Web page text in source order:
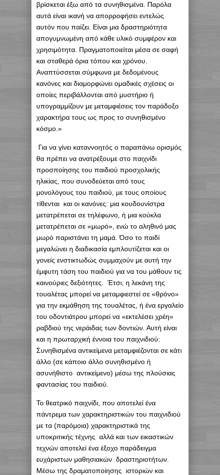
βρίσκεται έξω από τα συνηθισμένα. Παρόλα
αυτά είναι ικανή να απορροφήσει εντελώς
αυτόν που παίζει. Είναι μια δραστηριότητα
απογυμνωμένη από κάθε υλικό συμφέρον και
χρησιμότητα. Πραγματοποιείται μέσα σε σαφή
και σταθερά όρια τόπου και χρόνου.
Αναπτύσσεται σύμφωνα με δεδομένους
κανόνες και διαμορφώνει ομαδικές σχέσεις οι
οποίες περιβάλλονται από μυστήριο ή
υπογραμμίζουν με μεταμφιέσεις τον παράδοξο
χαρακτήρα τους ως προς το συνηθισμένο
κόσμο.»
Για να γίνει καταννοητός ο παραπάνω ορισμός
θα πρέπει να ανατρέξουμε στο παιχνίδι
προσποίησης του παιδιού προσχολικής
ηλικίας, που συνοδεύεται από τους
μονολόγους του παιδιού, με τους οποίους
τίθενται και οι κανόνες: μια κουδουνίστρα
μετατρέπεται σε τηλέφωνο, ή μια κούκλα
μετατρέπεται σε «μωρό», ενώ το αληθινό μας
μωρό παριστάνει τη μαμά. Όσο το παιδί
μεγαλώνει η διαδικασία εμπλουτίζεται και οι
γονείς ενστικτωδώς συμμαχούν με αυτή την
έμφυτη τάση του παιδιού για να του μάθουν τις
καινούριες δεξιότητες. Έτσι, η λεκάνη της
τουαλέτας μπορεί να μεταμφιεστεί σε «θρόνο»
για την εκμάθηση της τουαλέτας, ή ένα εργαλείο
του οδοντιάτρου μπορεί να «εκτελέσει χρέη»
ραβδιού της νεράιδας των δοντιών. Αυτή είναι
και η πρωταρχική έννοια του παιχνιδιού:
Συνηθισμένα αντικείμενα μεταμφιέζονται σε κάτι
άλλο (σε κάποιο άλλο συνηθισμένο ή
ασυνήθιστο αντικείμενο) μέσω της πλούσιας
φαντασίας του παιδιού.
Το θεατρικό παιχνίδι, που αποτελεί ένα
πάντρεμα των χαρακτηριστικών του παιχνιδιού
με τα (παρόμοια) χαρακτηριστικά της
υποκριτικής τέχνης αλλά και των εικαστικών
τεχνών αποτελεί ένα έξοχο παράδειγμα
ευχάριστων μαθησιακών δραστηριοτήτων.
Μέσω της δραματοποίησης ιστοριών και